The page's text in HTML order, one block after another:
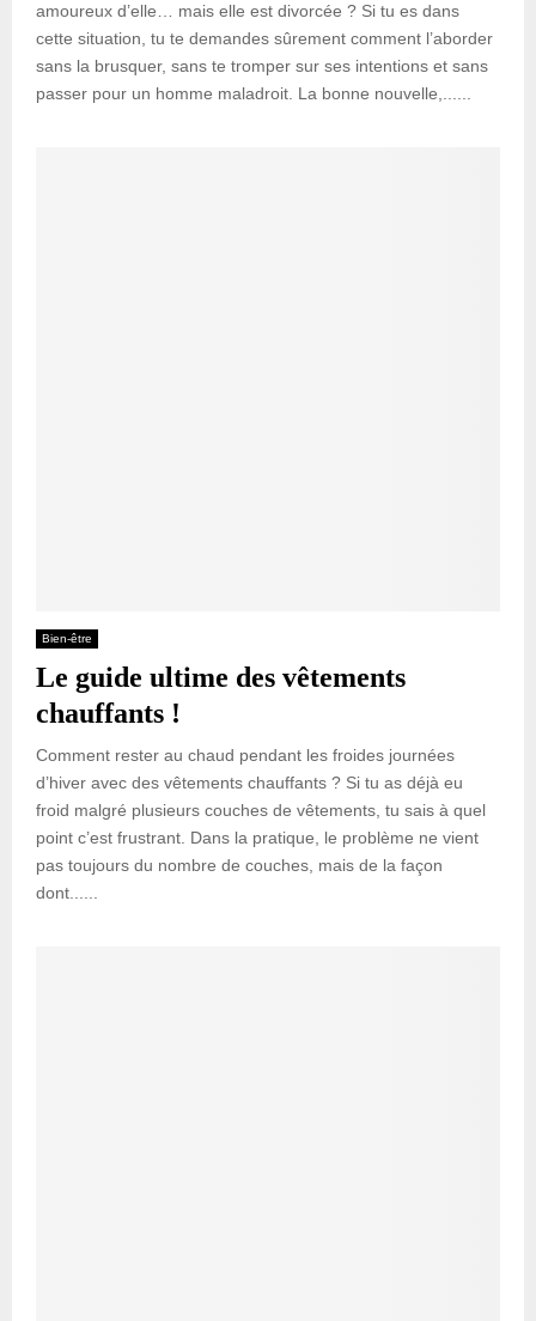
amoureux d’elle… mais elle est divorcée ? Si tu es dans
cette situation, tu te demandes sûrement comment l’aborder
sans la brusquer, sans te tromper sur ses intentions et sans
passer pour un homme maladroit. La bonne nouvelle,......
Bien-être
Le guide ultime des vêtements
chauffants !
Comment rester au chaud pendant les froides journées
d’hiver avec des vêtements chauffants ? Si tu as déjà eu
froid malgré plusieurs couches de vêtements, tu sais à quel
point c’est frustrant. Dans la pratique, le problème ne vient
pas toujours du nombre de couches, mais de la façon
dont......